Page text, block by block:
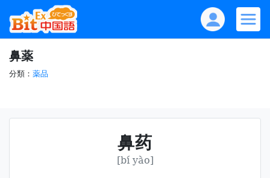
鼻薬
分類： 薬品
鼻药
[bí yào]